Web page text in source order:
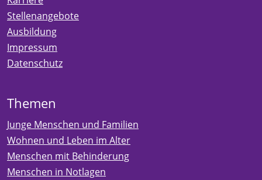
Stellenangebote
Ausbildung
Impressum
Datenschutz
Themen
Junge Menschen und Familien
Wohnen und Leben im Alter
Menschen mit Behinderung
Menschen in Notlagen